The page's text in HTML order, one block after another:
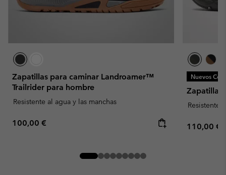
Zapatillas para caminar Landroamer™
Trailrider para hombre
Resistente al agua y las manchas
Regular price:
100,00 €
Nuevos
Zapatillas
Resistente
Regular
110,00 €